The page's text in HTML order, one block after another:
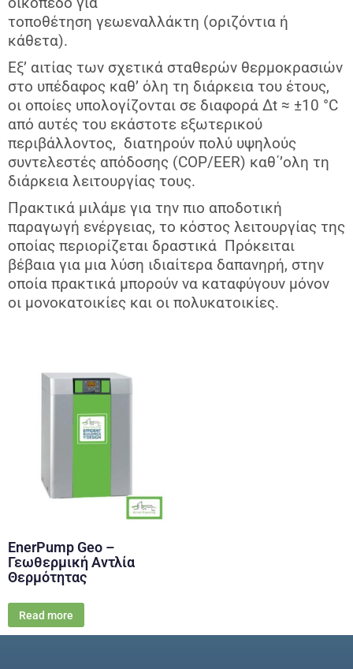
τοποθέτηση γεωεναλλάκτη (οριζόντια ή
κάθετα).
Εξ’ αιτίας των σχετικά σταθερών θερμοκρασιών
στο υπέδαφος καθ’ όλη τη διάρκεια του έτους,
οι οποίες υπολογίζονται σε διαφορά Δt ≈ ±10 °C
από αυτές του εκάστοτε εξωτερικού
περιβάλλοντος, διατηρούν πολύ υψηλούς
συντελεστές απόδοσης (COP/EER) καθ΄’ολη τη
διάρκεια λειτουργίας τους.
Πρακτικά μιλάμε για την πιο αποδοτική
παραγωγή ενέργειας, το κόστος λειτουργίας της
οποίας περιορίζεται δραστικά Πρόκειται
βέβαια για μια λύση ιδιαίτερα δαπανηρή, στην
οποία πρακτικά μπορούν να καταφύγουν μόνον
οι μονοκατοικίες και οι πολυκατοικίες.
EnerPump Geo –
Γεωθερμική Αντλία
Θερμότητας
Read more